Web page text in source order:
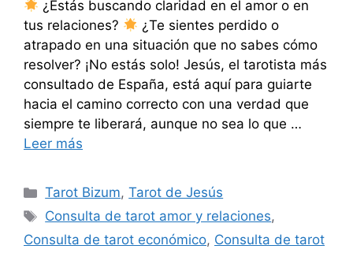
¿Estás buscando claridad en el amor o en
tus relaciones?
¿Te sientes perdido o
atrapado en una situación que no sabes cómo
resolver? ¡No estás solo! Jesús, el tarotista más
consultado de España, está aquí para guiarte
hacia el camino correcto con una verdad que
siempre te liberará, aunque no sea lo que …
Leer más
Categorías
Tarot Bizum,Tarot de Jesús
Etiquetas
Consulta de tarot amor y relaciones,
Consulta de tarot económico, Consulta de tarot